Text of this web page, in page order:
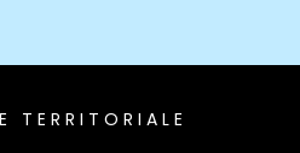
TERRITORIALE